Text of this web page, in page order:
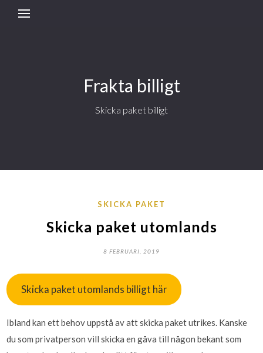
Frakta billigt
Skicka paket billigt
SKICKA PAKET
Skicka paket utomlands
8 FEBRUARI, 2019
Skicka paket utomlands billigt här
Ibland kan ett behov uppstå av att skicka paket utrikes. Kanske
du som privatperson vill skicka en gåva till någon bekant som